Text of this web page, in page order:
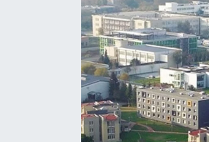
Televizyon